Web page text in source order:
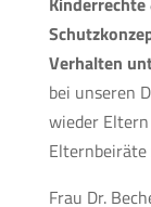
Verhalten
bei unseren
wieder
Frau Dr.